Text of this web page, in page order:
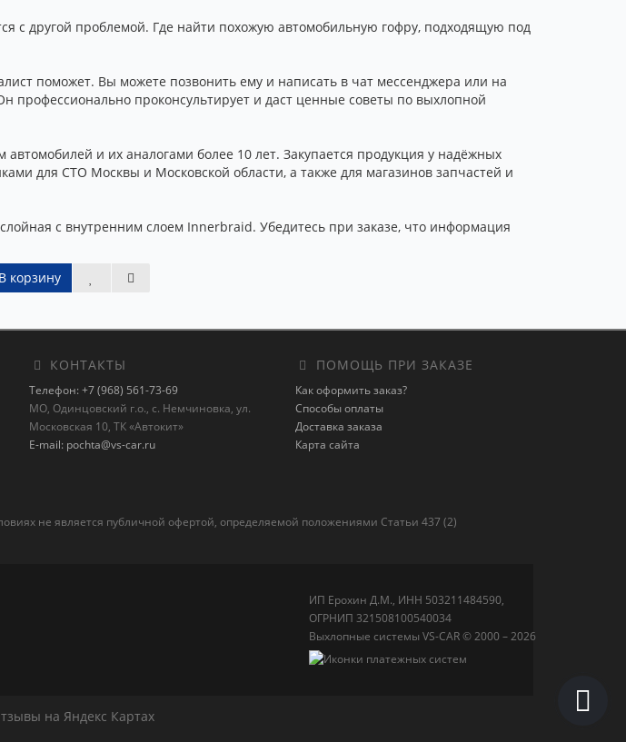
с другой проблемой. Где найти похожую автомобильную гофру, подходящую под
поможет. Вы можете позвонить ему и написать в чат мессенджера или на
профессионально проконсультирует и даст ценные советы по выхлопной
и их аналогами более 10 лет. Закупается продукция у надёжных
для СТО Москвы и Московской области, а также для магазинов запчастей и
с внутренним слоем Innerbraid. Убедитесь при заказе, что информация
В корзину
КОНТАКТЫ
Телефон: +7 (968) 561-73-69
МО, Одинцовский г.о., с. Немчиновка, ул.
Московская 10, ТК «Автокит»
E-mail: pochta@vs-car.ru
ПОМОЩЬ ПРИ ЗАКАЗЕ
Как оформить заказ?
Способы оплаты
Доставка заказа
Карта сайта
не является публичной офертой, определяемой положениями Статьи 437 (2)
ИП Ерохин Д.М., ИНН 503211484590,
ОГРНИП 321508100540034
Выхлопные системы VS-CAR © 2000 – 2026
на Яндекс Картах